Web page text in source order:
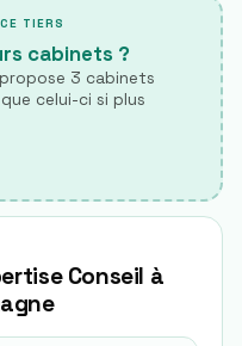
TIERS
cabinets ?
3 cabinets
celui-ci si plus
Conseil à